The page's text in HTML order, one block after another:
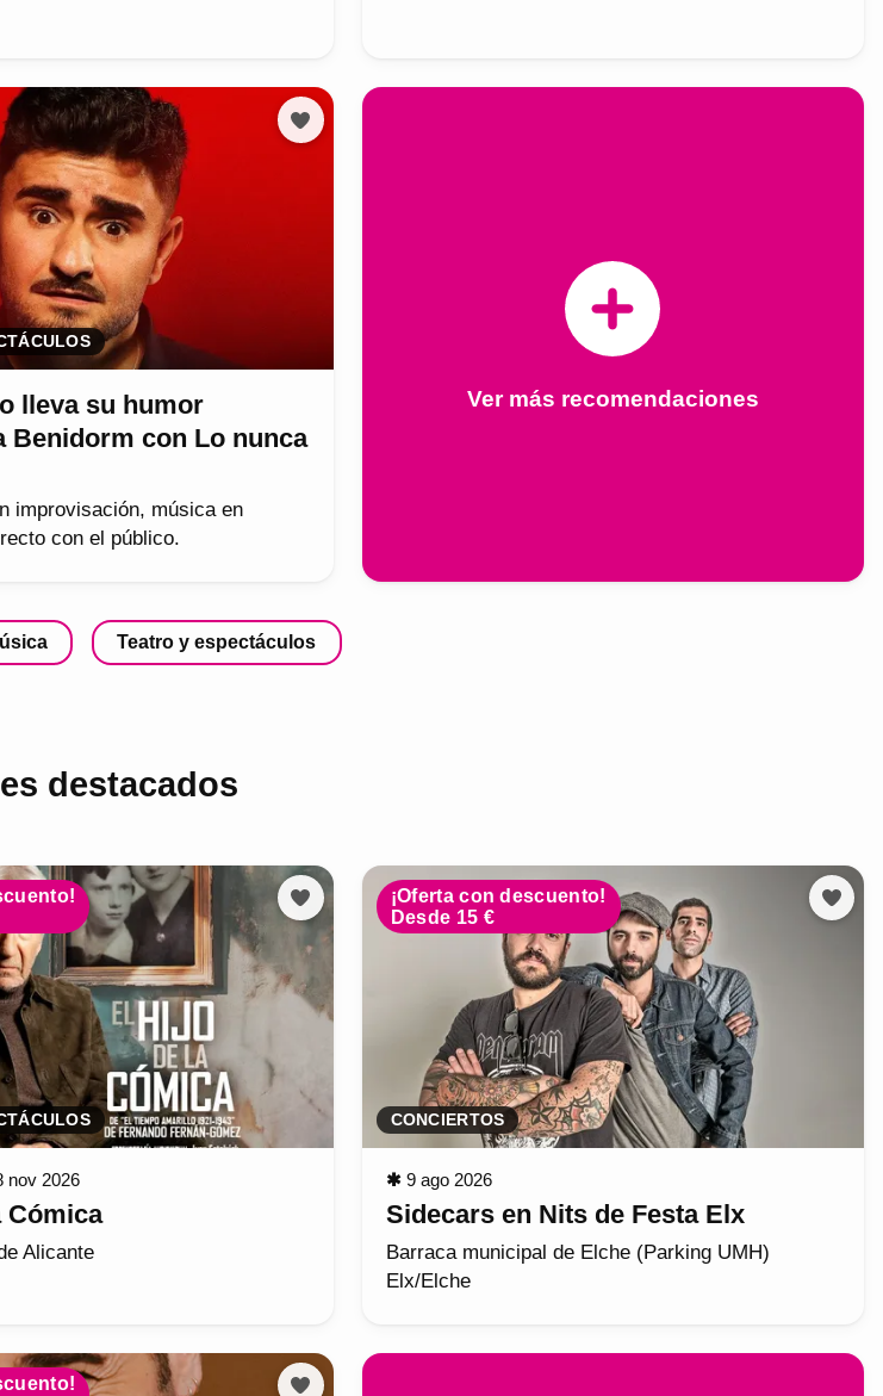
lleva su humor
Benidorm con Lo nunca
improvisación, música en
con el público.
Ver más recomendaciones
Teatro y espectáculos
destacados
nov 2026
Cómica
Alicante
¡Oferta con descuento!
Desde 15 €
CONCIERTOS
✱ 9 ago 2026
Sidecars en Nits de Festa Elx
Barraca municipal de Elche (Parking UMH)
Elx/Elche